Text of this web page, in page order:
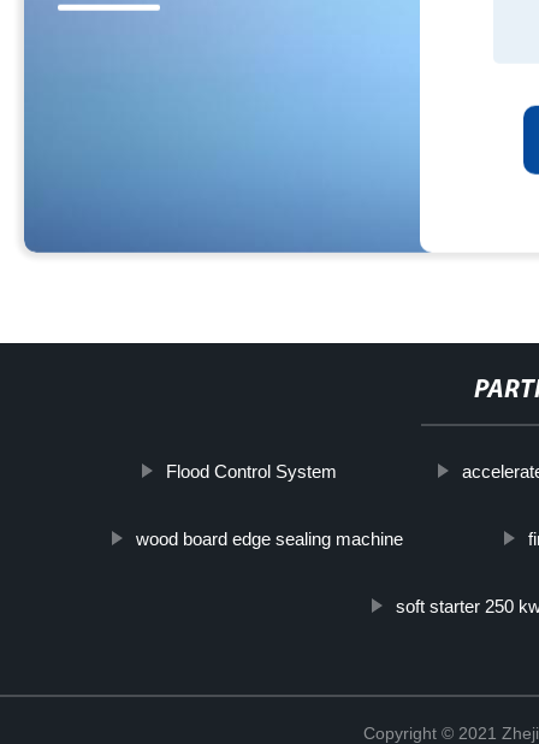
Flood Control System
wood board edge sealing machine
soft starter 250
Copyright © 2021